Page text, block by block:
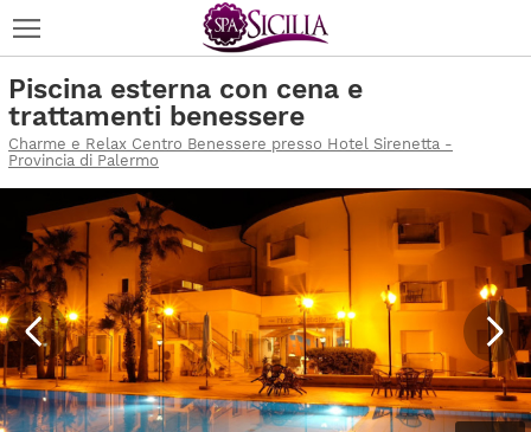
Piscina esterna con cena e
trattamenti benessere
Charme e Relax Centro Benessere presso Hotel Sirenetta -
Provincia di Palermo